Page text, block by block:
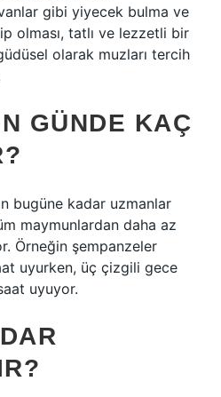
gibi yiyecek bulma ve
olması, tatlı ve lezzetli bir
olarak muzları tercih
GÜNDE KAÇ
bugüne kadar uzmanlar
maymunlardan daha az
Örneğin şempanzeler
uyurken, üç çizgili gece
uyuyor.